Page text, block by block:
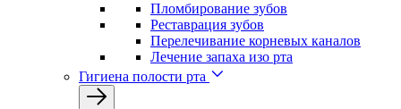
Пломбирование зубов
Реставрация зубов
Перелечивание корневых каналов
Лечение запаха изо рта
Гигиена полости рта